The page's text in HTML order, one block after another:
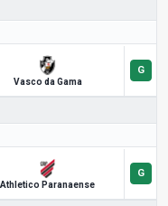
Vasco da Gama
Athletico Paranaense